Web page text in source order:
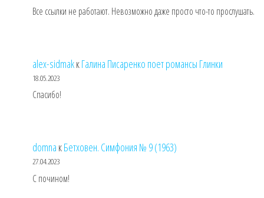
Все ссылки не работают. Невозможно даже просто что-то прослушать.
alex-sidmakкГалина Писаренко поет романсы Глинки
18.05.2023
Спасибо!
domna кБетховен. Симфония № 9 (1963)
27.04.2023
С почином!